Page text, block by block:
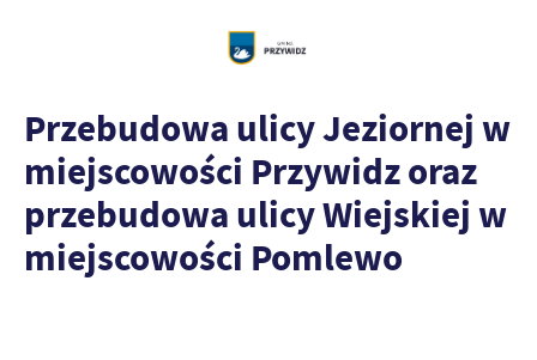
Przebudowa ulicy Jeziornej w
miejscowości Przywidz oraz
przebudowa ulicy Wiejskiej w
miejscowości Pomlewo